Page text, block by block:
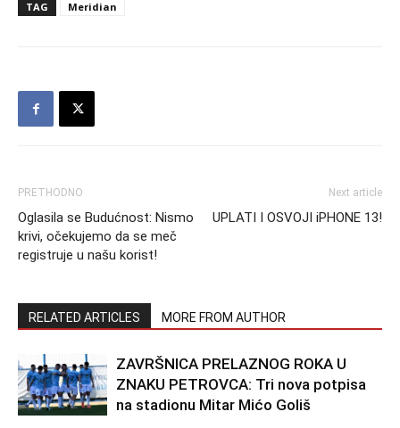
TAG Meridian
PRETHODNO
Oglasila se Budućnost: Nismo
krivi, očekujemo da se meč
registruje u našu korist!
Next article
UPLATI I OSVOJI iPHONE 13!
RELATED ARTICLES MORE FROM AUTHOR
ZAVRŠNICA PRELAZNOG ROKA U
ZNAKU PETROVCA: Tri nova potpisa
na stadionu Mitar Mićo Goliš